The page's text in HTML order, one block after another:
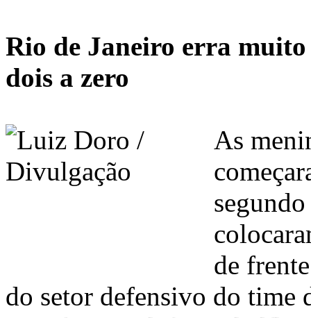
Rio de Janeiro erra muito
dois a zero
As
de
do setor defensivo do time